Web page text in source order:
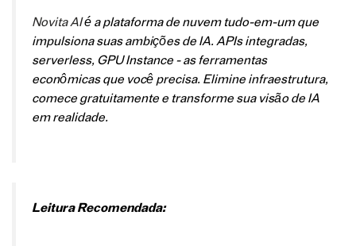
Novita AIé a plataforma de nuvem tudo-em-um que
impulsiona suas ambições de IA. APIs integradas,
serverless, GPU Instance - as ferramentas
econômicas que você precisa. Elimine infraestrutura,
comece gratuitamente e transforme sua visão de IA
em realidade.
Leitura Recomendada: